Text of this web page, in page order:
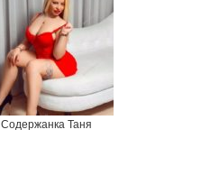
Содержанка Таня